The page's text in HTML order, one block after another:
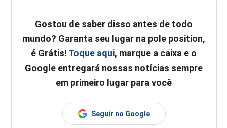
Gostou de saber disso antes de todo
mundo? Garanta seu lugar na pole position,
é Grátis! Toque aqui, marque a caixa e o
Google entregará nossas notícias sempre
em primeiro lugar para você
Seguir no Google